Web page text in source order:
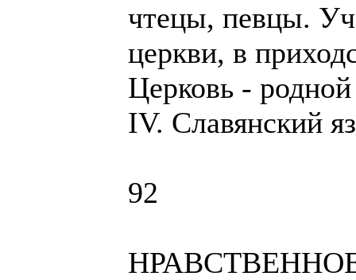
чтецы, певцы.
церкви, в
Церковь -
IV. Славянский
92